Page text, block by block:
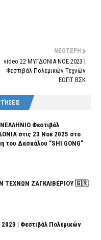
ΝΕΌΤΕΡΗ
video 22 ΜΥΓΔΟΝΙΑ ΝΟΕ 2023 |
Φεστιβάλ Πολεμικών Τεχνών
ΕΟΠΤ ΒΣΚ
Φεστιβάλ
στις 23 Νοε 2025 στο
του Δασκάλου "SHI GONG"
ΤΕΧΝΩΝ ΖΑΓΚΛΙΒΕΡΙΟΥ 🇬🇷
| Φεστιβάλ Πολεμικών